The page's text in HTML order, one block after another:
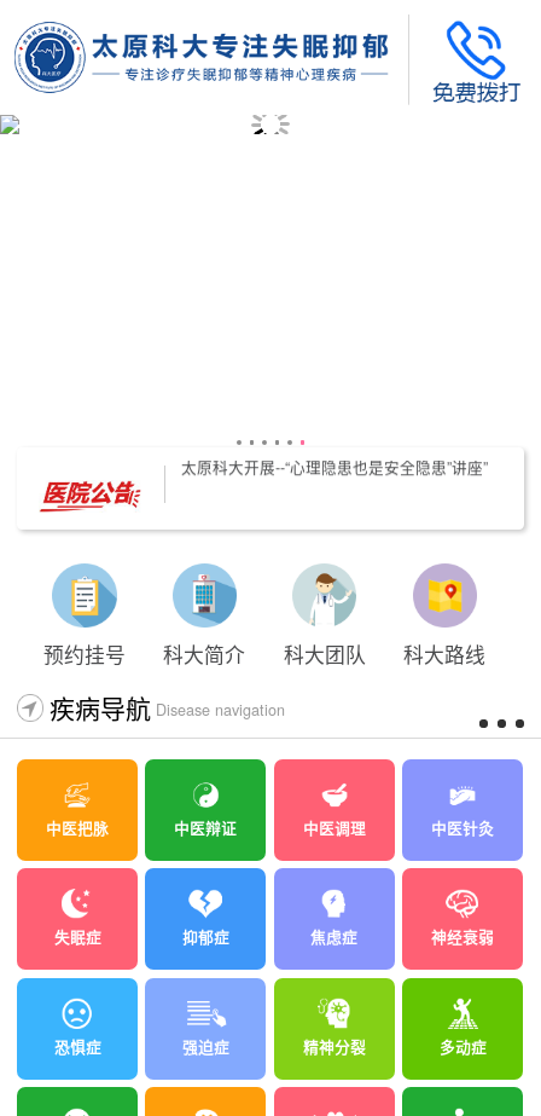
太原科大开展--“心理隐患也是安全隐患”讲座”
预约挂号 科大简介 科大团队 科大路线
疾病导航 Disease navigation
中医把脉 中医辩证 中医调理 中医针灸
失眠症 抑郁症 焦虑症 神经衰弱
恐惧症 强迫症 精神分裂 多动症